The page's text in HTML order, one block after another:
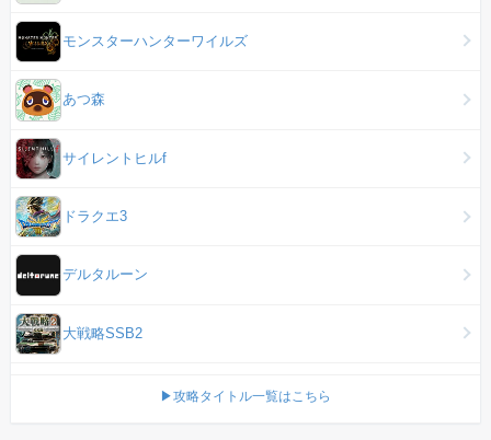
モンスターハンターワイルズ
あつ森
サイレントヒルf
ドラクエ3
デルタルーン
大戦略SSB2
▶攻略タイトル一覧はこちら